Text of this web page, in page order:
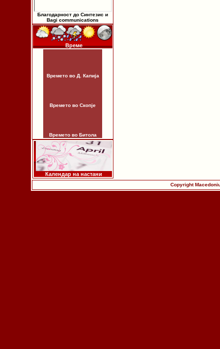
Благодарност до Синтезис и
Bagi communications
Време
Времето во Д. Капија
Времето во Скопје
Времето во Битола
Календар на настани
Copyright